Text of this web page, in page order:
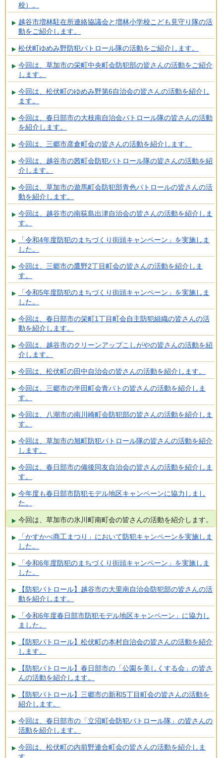
校）。
越谷市増林駐在所連絡協議会と増林小学校こども見守り隊の活
動をご紹介します。
松伏町ゆめみ野防犯パトロール隊の活動をご紹介します。
今回は、草加市の栄町中央町会防犯部の皆さんの活動をご紹介
します。
今回は、松伏町のゆめみ野第6自治会の皆さんの活動を紹介し
ます。
今回は、春日部市の大枝南自治会パトロール隊の皆さんの活動
を紹介します。
今回は、三郷市彦倉町会の皆さんの活動を紹介します。
今回は、越谷市の茜町会防犯パトロール隊の皆さんの活動を紹
介します。
今回は、草加市の遊馬町会防犯部青色パトロールの皆さんの活
動を紹介します。
今回は、越谷市の南荻島出津自治会の皆さんの活動を紹介しま
す。
「令和4年度防犯のまちづくり街頭キャンペーン」を実施しま
した。
今回は、三郷市の鷹野2丁目町会の皆さんの活動を紹介しま
す。
「令和5年度防犯のまちづくり街頭キャンペーン」を実施しま
した。
今回は、春日部市の栄町1丁目町会自主防犯組織の皆さんの活
動を紹介します。
今回は、越谷市のクリーンアップこしがやの皆さんの活動を紹
介します。
今回は、松伏町の田中自治会の皆さんの活動を紹介します。
今回は、三郷市の半田町会青パトの皆さんの活動を紹介しま
す。
今回は、八潮市の南川崎町会防犯部の皆さんの活動を紹介しま
す。
今回は、草加市の旭町防犯パトロール隊の皆さんの活動を紹介
します。
今回は、春日部市の備後同友自治会の皆さんの活動を紹介しま
す。
今年度も春日部市防犯モデル地区キャンペーンに協力しまし
た。
今回は、草加市の氷川町南町会の皆さんの活動を紹介します。
「かすかべ商工まつり」において防犯キャンペーンを実施しま
した。
「令和6年度防犯のまちづくり街頭キャンペーン」を実施しま
した。
【防犯パトロール】越谷市の大里南自治会防犯部の皆さんの活
動を紹介します。
「令和6年度春日部市防犯モデル地区キャンペーン」に協力し
ました。
【防犯パトロール】松伏町の本村自治会の皆さんの活動を紹介
します。
【防犯パトロール】春日部市の「公園を美しくする会」の皆さ
んの活動を紹介します。
【防犯パトロール】三郷市の新和5丁目町会の皆さんの活動を
紹介します。
今回は、春日部市の「立沼町会防犯パトロール隊」の皆さんの
活動を紹介します。
今回は、松伏町の内前野連合町会の皆さんの活動を紹介しま
す。